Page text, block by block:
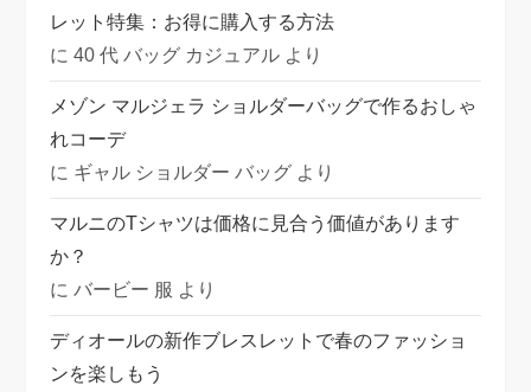
レット特集：お得に購入する方法
に40 代 バッグ カジュアル より
メゾン マルジェラ ショルダーバッグで作るおしゃ
れコーデ
に ギャル ショルダー バッグ より
マルニのTシャツは価格に見合う価値があります
か？
にバービー 服 より
ディオールの新作ブレスレットで春のファッショ
ンを楽しもう